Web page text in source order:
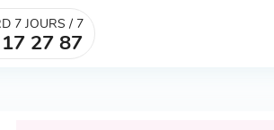
7 JOURS / 7
27 87